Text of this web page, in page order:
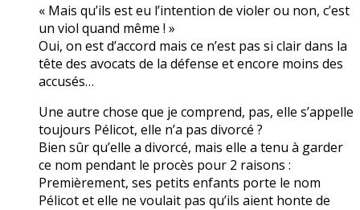
« Mais qu’ils est eu l’intention de violer ou non, c’est
un viol quand même ! »
Oui, on est d’accord mais ce n’est pas si clair dans la
tête des avocats de la défense et encore moins des
accusés…
Une autre chose que je comprend, pas, elle s’appelle
toujours Pélicot, elle n’a pas divorcé ?
Bien sûr qu’elle a divorcé, mais elle a tenu à garder
ce nom pendant le procès pour 2 raisons :
Premièrement, ses petits enfants porte le nom
Pélicot et elle ne voulait pas qu’ils aient honte de